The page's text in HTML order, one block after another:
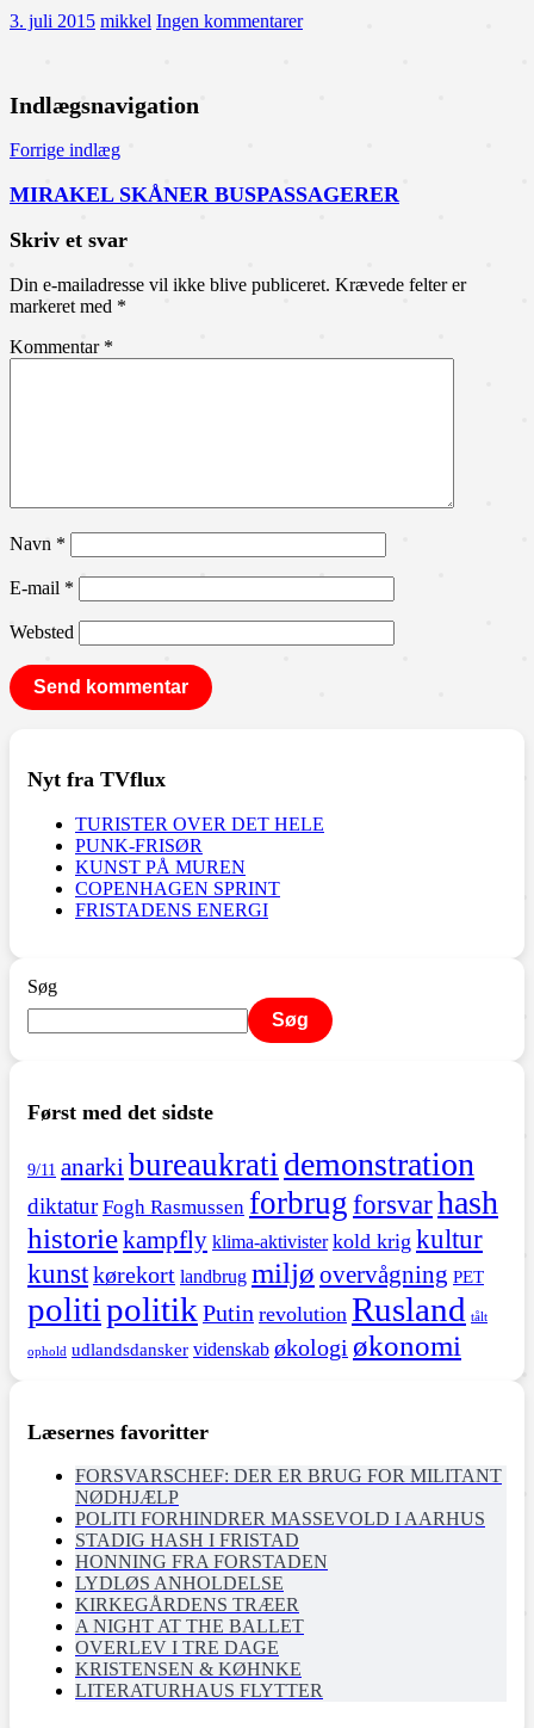
3. juli 2015 mikkel Ingen kommentarer
Indlægsnavigation
Forrige indlæg
MIRAKEL SKÅNER BUSPASSAGERER
Skriv et svar
Din e-mailadresse vil ikke blive publiceret. Krævede felter er
markeret med *
Kommentar *
Navn *
E-mail *
Websted
Nyt fra TVflux
TURISTER OVER DET HELE
PUNK-FRISØR
KUNST PÅ MUREN
COPENHAGEN SPRINT
FRISTADENS ENERGI
Søg
Søg
Først med det sidste
9/11 anarki bureaukrati demonstration
diktatur Fogh Rasmussen forbrugforsvarhash
historiekampfly klima-aktivister kold krig kultur
kunstkørekort landbrug miljø overvågning PET
politipolitik Putin revolution Rusland tålt
ophold udlandsdansker videnskab økologi økonomi
Læsernes favoritter
FORSVARSCHEF: DER ER BRUG FOR MILITANT
NØDHJÆLP
POLITI FORHINDRER MASSEVOLD I AARHUS
STADIG HASH I FRISTAD
HONNING FRA FORSTADEN
LYDLØS ANHOLDELSE
KIRKEGÅRDENS TRÆER
A NIGHT AT THE BALLET
OVERLEV I TRE DAGE
KRISTENSEN & KØHNKE
LITERATURHAUS FLYTTER